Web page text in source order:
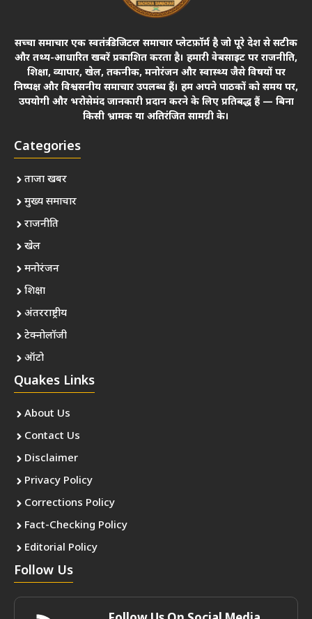
सच्चा समाचार एक स्वतंत्र डिजिटल समाचार प्लेटफ़ॉर्म है जो पूरे देश से सटीक
और तथ्य-आधारित खबरें प्रकाशित करता है। हमारी वेबसाइट पर राजनीति,
शिक्षा, व्यापार, खेल, तकनीक, मनोरंजन और स्वास्थ्य जैसे विषयों पर
निष्पक्ष और विश्वसनीय समाचार उपलब्ध हैं। हम अपने पाठकों को समय पर,
उपयोगी और भरोसेमंद जानकारी प्रदान करने के लिए प्रतिबद्ध हैं — बिना
किसी भ्रामक या अतिरंजित सामग्री के।
Categories
ताजा खबर
मुख्य समाचार
राजनीति
खेल
मनोरंजन
शिक्षा
अंतरराष्ट्रीय
टेक्नोलॉजी
ऑटो
Quakes Links
About Us
Contact Us
Disclaimer
Privacy Policy
Corrections Policy
Fact-Checking Policy
Editorial Policy
Follow Us